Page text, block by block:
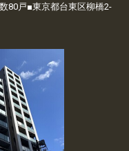
80戸■東京都台東区柳橋2-